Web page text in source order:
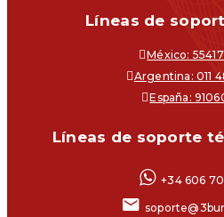
Líneas de
México:
Argentina: 011
España:
Líneas de soporte
+34 606